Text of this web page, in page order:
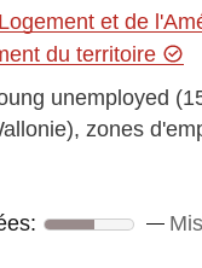
et de
du territoire
unemployed
zones